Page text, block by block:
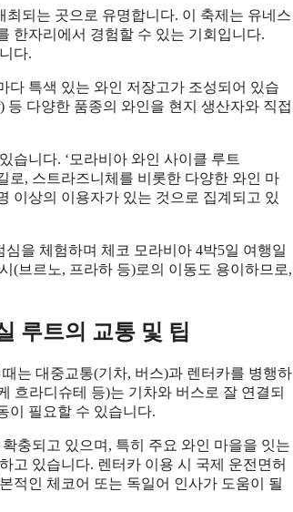
최되는 곳으로 유명합니다. 이 축제는 유네스
한자리에서 경험할 수 있는 기회입니다.
다.
다 특색 있는 와인 저장고가 조성되어 있습
등 다양한 품종의 와인을 현지 생산자와 직접
습니다. ‘모라비아 와인 사이클 루트
로, 스트라즈니체를 비롯한 다양한 와인 마
이상의 이용자가 있는 것으로 집계되고 있
을 체험하며 체코 모라비아 4박5일 여행일
(브르노, 프라하 등)로의 이동도 용이하므로,
루트의 교통 및 팁
는 대중교통(기차, 버스)과 렌터카를 병행하
흐라디슈테 등)는 기차와 버스로 잘 연결되
이 필요할 수 있습니다.
충되고 있으며, 특히 주요 와인 마을을 잇는
고 있습니다. 렌터카 이용 시 국제 운전면허
적인 체코어 또는 독일어 인사가 도움이 될